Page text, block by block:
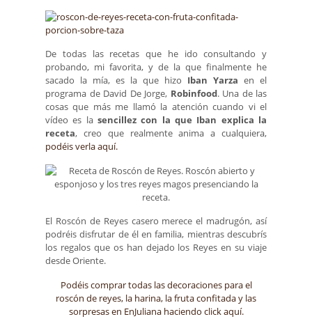
De todas las recetas que he ido consultando y
probando, mi favorita, y de la que finalmente he
sacado la mía, es la que hizo Iban Yarza en el
programa de David De Jorge, Robinfood. Una de las
cosas que más me llamó la atención cuando vi el
vídeo es lasencillez con la que Iban explica la
receta, creo que realmente anima a cualquiera,
podéis verla aquí.
El Roscón de Reyes casero merece el madrugón, así
podréis disfrutar de él en familia, mientras descubrís
los regalos que os han dejado los Reyes en su viaje
desde Oriente.
Podéis comprar todas las decoraciones para el
roscón de reyes, la harina, la fruta confitada y las
sorpresas en EnJuliana haciendo click aquí.